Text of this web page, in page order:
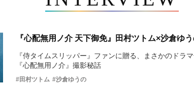
『心配無用ノ介 天下御免』田村ツトム×沙倉ゆ
『侍タイムスリッパー』ファンに贈る、まさかのドラ
『心配無用ノ介』撮影秘話
#田村ツトム #沙倉ゆうの